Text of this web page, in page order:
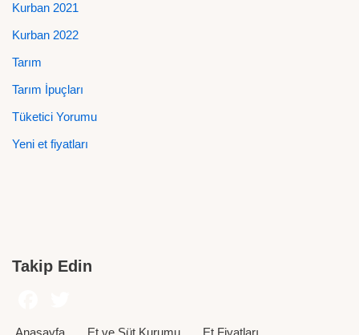
Kurban 2021
Kurban 2022
Tarım
Tarım İpuçları
Tüketici Yorumu
Yeni et fiyatları
Takip Edin
Anasayfa Et ve Süt Kurumu Et Fiyatları